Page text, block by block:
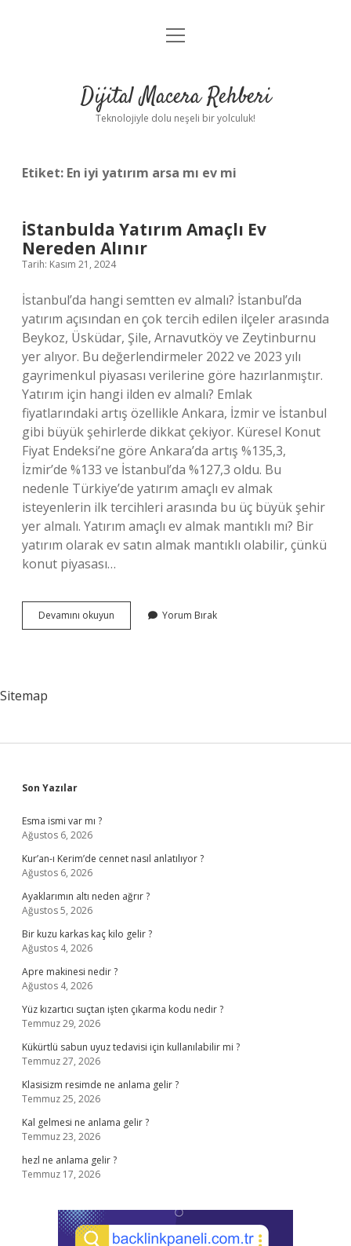
Anasayfa
Yasal Uyarı
menüyü
Dijital Macera Rehberi
Teknolojiyle dolu neşeli bir yolculuk!
Etiket: En iyi yatırım arsa mı ev mi
İStanbulda Yatırım Amaçlı Ev
Nereden Alınır
Tarih: Kasım 21, 2024
İstanbul’da hangi semtten ev almalı? İstanbul’da
yatırım açısından en çok tercih edilen ilçeler arasında
Beykoz, Üsküdar, Şile, Arnavutköy ve Zeytinburnu
yer alıyor. Bu değerlendirmeler 2022 ve 2023 yılı
gayrimenkul piyasası verilerine göre hazırlanmıştır.
Yatırım için hangi ilden ev almalı? Emlak
fiyatlarındaki artış özellikle Ankara, İzmir ve İstanbul
gibi büyük şehirlerde dikkat çekiyor. Küresel Konut
Fiyat Endeksi’ne göre Ankara’da artış %135,3,
İzmir’de %133 ve İstanbul’da %127,3 oldu. Bu
nedenle Türkiye’de yatırım amaçlı ev almak
isteyenlerin ilk tercihleri ​​arasında bu üç büyük şehir
yer almalı. Yatırım amaçlı ev almak mantıklı mı? Bir
yatırım olarak ev satın almak mantıklı olabilir, çünkü
konut piyasası…
Devamını okuyun İStanbulda
Yatırım
Yorum Bırak
Sitemap
Sidebar
Son Yazılar
Esma ismi var mı ?
Ağustos 6, 2026
Kur’an-ı Kerim’de cennet nasıl anlatılıyor ?
Ağustos 6, 2026
Ayaklarımın altı neden ağrır ?
Ağustos 5, 2026
Bir kuzu karkas kaç kilo gelir ?
Ağustos 4, 2026
Apre makinesi nedir ?
Ağustos 4, 2026
Yüz kızartıcı suçtan işten çıkarma kodu nedir ?
Temmuz 29, 2026
Kükürtlü sabun uyuz tedavisi için kullanılabilir mi ?
Temmuz 27, 2026
Klasisizm resimde ne anlama gelir ?
Temmuz 25, 2026
Kal gelmesi ne anlama gelir ?
Temmuz 23, 2026
hezl ne anlama gelir ?
Temmuz 17, 2026